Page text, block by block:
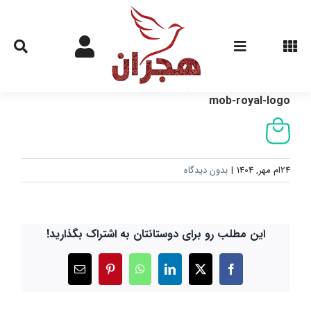
content
mob-royal-logo
24ام مهر, 1404 | بدون دیدگاه
این مطلب رو برای دوستانتان به اشتراک بگذارید!
Facebook
X
LinkedIn
WhatsApp
Pinterest